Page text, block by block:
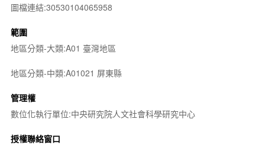
圖檔連結:30530104065958
範圍
地區分類-大類:A01 臺灣地區
地區分類-中類:A01021 屏東縣
管理權
數位化執行單位:中央研究院人文社會科學研究中心
授權聯絡窗口